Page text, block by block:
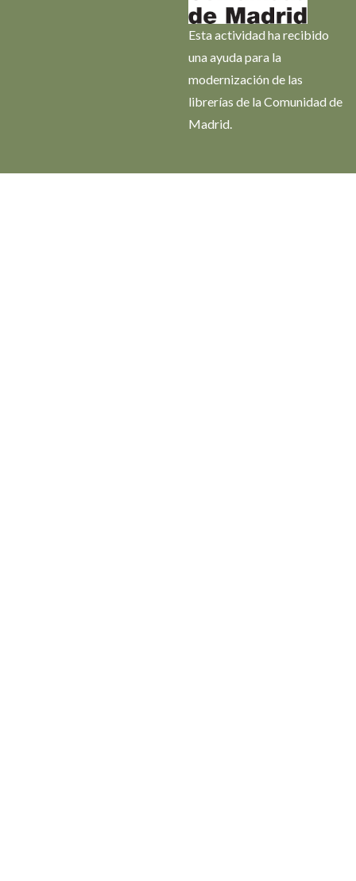
Esta actividad ha recibido
una ayuda para la
modernización de las
librerías de la Comunidad de
Madrid.